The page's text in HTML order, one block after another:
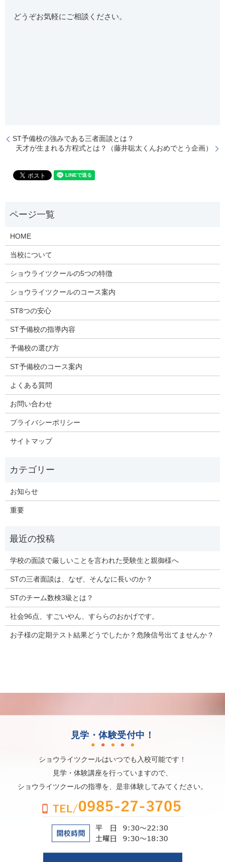
どうぞお気軽にご相談ください。
ST予備校の強みである三者面談とは？
天才が生まれる方程式とは？（藤井聡太くんおめでとう企画）
HOME
当校について
ショウライツクールの5つの特徴
ショウライツクールのコース案内
ST8つの安心
ST予備校の指導内容
予備校の選び方
ST予備校のコース案内
よくある質問
お問い合わせ
プライバシーポリシー
サイトマップ
お知らせ
重要
学校の面談で厳しいことを言われた受験生と親御様へ
STの三者面談は、なぜ、そんなに長いのか？
STのチーム数検3級とは？
社会96点、すごいやん、すららのおかげです。
お子様の定期テスト結果どうでしたか？危険信号出てませんか？
見学・体験受付中！
ショウライツクールはいつでも入校可能です！
見学・体験講座を行っていますので、
ショウライツクールの指導を、是非体験してみてください。